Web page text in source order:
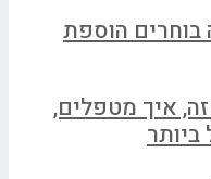
בוחרים הוספת
איך מטפלים,
ביותר